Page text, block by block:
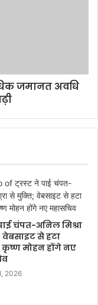
जमानत अवधि
चंपत-अनिल मिश्रा
वेबसाइट से हटा
कृष्ण मोहन होंगे नए
2026